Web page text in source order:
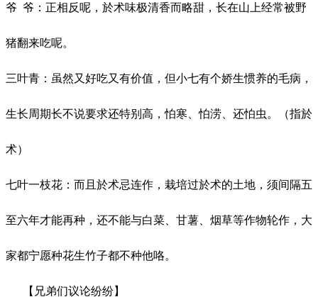
爷 爷：正相反呢，於术味极清香而略甜，长在山上经常被野
猪翻来吃呢。
三叶青：虽然又好吃又有价值，但小七有个娇生惯养的毛病，
生长周期长不说要求还特别高，怕寒、怕涝、还怕虫。（指於
术）
七叶一枝花：而 且於术忌连作，栽培过於术的土地，须间隔五
至六年才能再种，还不能与白菜、甘薯、烟草等作物轮作，大
家都宁愿种花生竹子都不种他咯。
【兄弟们议论纷纷】